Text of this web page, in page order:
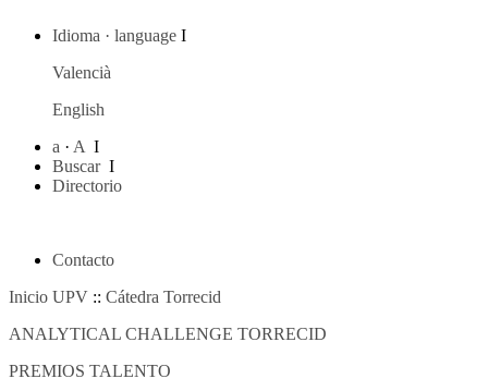
Idioma · language
Valencià
English
a · A I
BuscarI
Directorio
Contacto
Inicio UPV :: Cátedra Torrecid
ANALYTICAL CHALLENGE TORRECID
PREMIOS TALENTO